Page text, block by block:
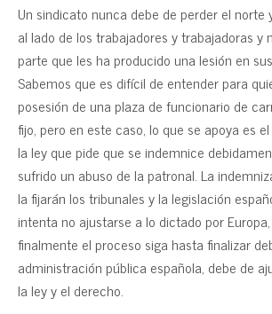
Un sindicato nunca debe de perder el norte
al lado de los trabajadores y trabajadoras y
parte que les ha producido una lesión en
Sabemos que es difícil de entender para
posesión de una plaza de funcionario de
fijo, pero en este caso, lo que se apoya es
la ley que pide que se indemnice
sufrido un abuso de la patronal. La
la fijarán los tribunales y la legislación
intenta no ajustarse a lo dictado por
finalmente el proceso siga hasta finalizar
administración pública española, debe de
la ley y el derecho.